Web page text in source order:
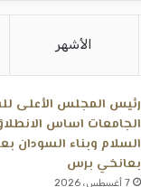
الأشهر
رئيس المجلس الأعلى
الجامعات اساس
السلام وبناء السودان
بعانخي برس
7 أغسطس، 2026